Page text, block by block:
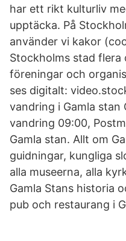
har ett rikt kulturliv
upptäcka. På
använder vi kakor
Stockholms stad
föreningar och
ses digitalt:
vandring i Gamla stan
vandring 09:00,
Gamla stan. Allt om
guidningar, kungliga
alla museerna, alla
Gamla Stans historia
pub och restaurang i